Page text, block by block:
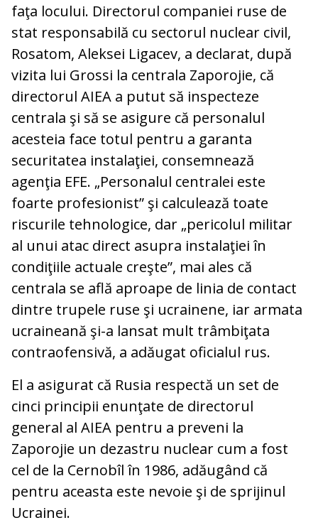
faţa locului. Directorul companiei ruse de
stat responsabilă cu sectorul nuclear civil,
Rosatom, Aleksei Ligacev, a declarat, după
vizita lui Grossi la centrala Zaporojie, că
directorul AIEA a putut să inspecteze
centrala şi să se asigure că personalul
acesteia face totul pentru a garanta
securitatea instalaţiei, consemnează
agenţia EFE. „Personalul centralei este
foarte profesionist” şi calculează toate
riscurile tehnologice, dar „pericolul militar
al unui atac direct asupra instalaţiei în
condiţiile actuale creşte”, mai ales că
centrala se află aproape de linia de contact
dintre trupele ruse şi ucrainene, iar armata
ucraineană şi-a lansat mult trâmbiţata
contraofensivă, a adăugat oficialul rus.
El a asigurat că Rusia respectă un set de
cinci principii enunţate de directorul
general al AIEA pentru a preveni la
Zaporojie un dezastru nuclear cum a fost
cel de la Cernobîl în 1986, adăugând că
pentru aceasta este nevoie şi de sprijinul
Ucrainei.